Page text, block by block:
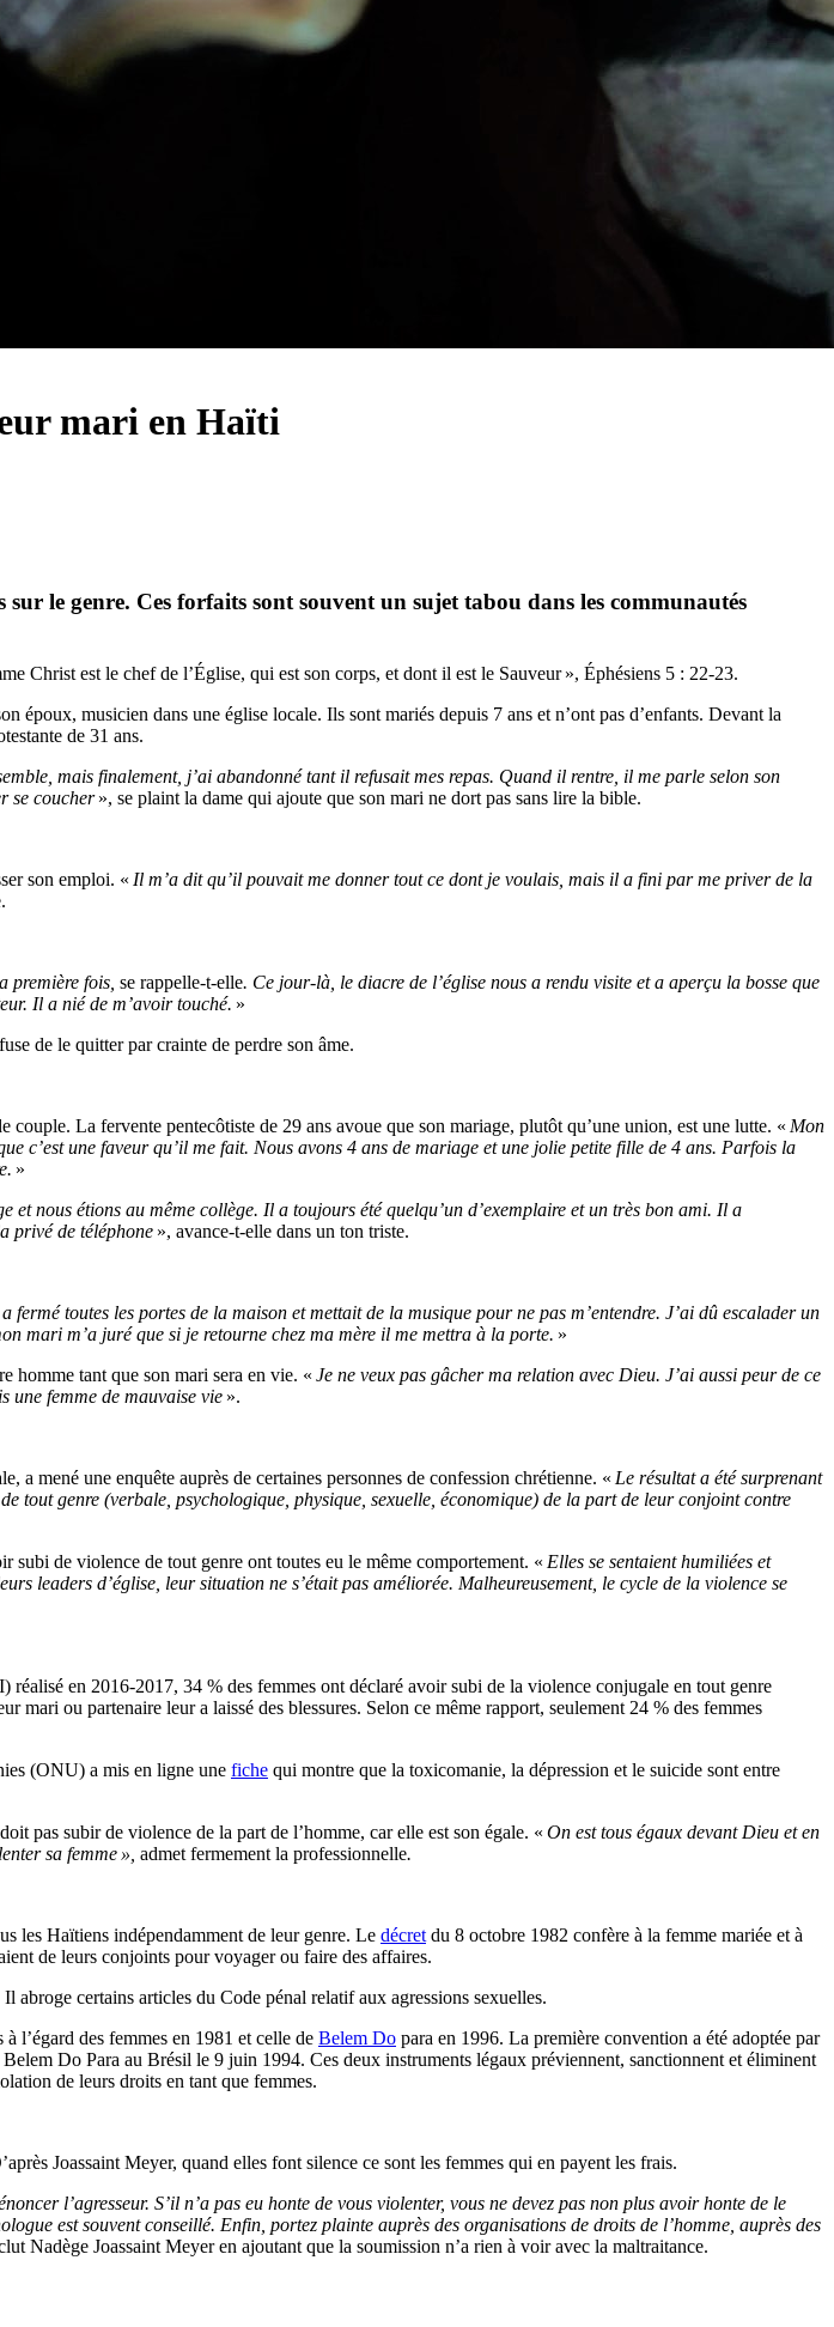
mari en Haïti
le genre. Ces forfaits sont souvent un sujet tabou dans les communautés
Christ est le chef de l’Église, qui est son corps, et dont il est le Sauveur », Éphésiens 5 : 22-23.
époux, musicien dans une église locale. Ils sont mariés depuis 7 ans et n’ont pas d’enfants. Devant la
de 31 ans.
mais finalement, j’ai abandonné tant il refusait mes repas. Quand il rentre, il me parle selon son
se coucher», se plaint la dame qui ajoute que son mari ne dort pas sans lire la bible.
son emploi. « Il m’a dit qu’il pouvait me donner tout ce dont je voulais, mais il a fini par me priver de la
première fois, se rappelle-t-elle. Ce jour-là, le diacre de l’église nous a rendu visite et a aperçu la bosse que
Il a nié de m’avoir touché. »
de le quitter par crainte de perdre son âme.
La fervente pentecôtiste de 29 ans avoue que son mariage, plutôt qu’une union, est une lutte. « Mon
une faveur qu’il me fait. Nous avons 4 ans de mariage et une jolie petite fille de 4 ans. Parfois la
»
et nous étions au même collège. Il a toujours été quelqu’un d’exemplaire et un très bon ami. Il a
privé de téléphone », avance-t-elle dans un ton triste.
toutes les portes de la maison et mettait de la musique pour ne pas m’entendre. J’ai dû escalader un
mari m’a juré que si je retourne chez ma mère il me mettra à la porte. »
homme tant que son mari sera en vie. « Je ne veux pas gâcher ma relation avec Dieu. J’ai aussi peur de ce
une femme de mauvaise vie ».
a mené une enquête auprès de certaines personnes de confession chrétienne. « Le résultat a été surprenant
tout genre (verbale, psychologique, physique, sexuelle, économique) de la part de leur conjoint contre
subi de violence de tout genre ont toutes eu le même comportement. « Elles se sentaient humiliées et
leaders d’église, leur situation ne s’était pas améliorée. Malheureusement, le cycle de la violence se
en 2016-2017, 34 % des femmes ont déclaré avoir subi de la violence conjugale en tout genre
ou partenaire leur a laissé des blessures. Selon ce même rapport, seulement 24 % des femmes
(ONU) a mis en ligne une fiche qui montre que la toxicomanie, la dépression et le suicide sont entre
pas subir de violence de la part de l’homme, car elle est son égale. « On est tous égaux devant Dieu et en
sa femme », admet fermement la professionnelle.
les Haïtiens indépendamment de leur genre. Le décret du 8 octobre 1982 confère à la femme mariée et à
de leurs conjoints pour voyager ou faire des affaires.
abroge certains articles du Code pénal relatif aux agressions sexuelles.
l’égard des femmes en 1981 et celle de Belem Do para en 1996. La première convention a été adoptée par
Do Para au Brésil le 9 juin 1994. Ces deux instruments légaux préviennent, sanctionnent et éliminent
de leurs droits en tant que femmes.
Joassaint Meyer, quand elles font silence ce sont les femmes qui en payent les frais.
l’agresseur. S’il n’a pas eu honte de vous violenter, vous ne devez pas non plus avoir honte de le
est souvent conseillé. Enfin, portez plainte auprès des organisations de droits de l’homme, auprès des
Nadège Joassaint Meyer en ajoutant que la soumission n’a rien à voir avec la maltraitance.